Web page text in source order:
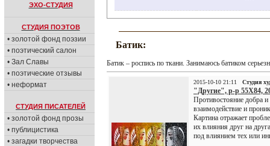
ЭХО-СТУДИЯ
СТУДИЯ ПОЭТОВ
• золотой фонд поэзии
• поэтический салон
• Зал Славы
• поэтические отзывы
• неформат
СТУДИЯ ПИСАТЕЛЕЙ
• золотой фонд прозы
• публицистика
• загадки творчества
Батик:
Батик – роспись по ткани. Занимаюсь батиком
2015-10-10 21:11 Студия
"Другие", р-р 55Х84,
Противостояние добра
взаимодействие и
Картина отражает
их влияния друг на
под влиянием тех или